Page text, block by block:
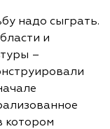
надо сыграть.
и
–
котором